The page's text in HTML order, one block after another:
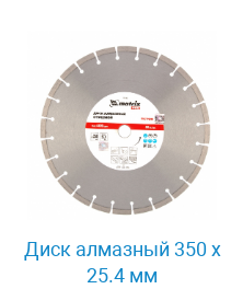
Диск алмазный 350 х
25.4 мм